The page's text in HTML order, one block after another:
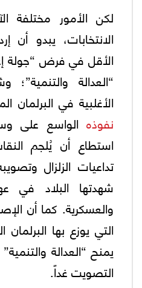
لكن الأمور مختلفة
الانتخابات، يبدو
الأقل في فرض “جولة
“العدالة
الأغلبية في
نفوذه الواسع على
استطاع أن يُلجم
تداعيات الزلزال
شهدتها البلاد في
والعسكرية. كما أن
التي يوزع بها
يمنح “العدالة
التصويت غداً.